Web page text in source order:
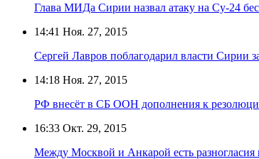
Глава МИДа Сирии назвал атаку на Су-24
14:41 Ноя. 27, 2015
Сергей Лавров поблагодарил власти Сирии
14:18 Ноя. 27, 2015
РФ внесёт в СБ ООН дополнения к
16:33 Окт. 29, 2015
Между Москвой и Анкарой есть разногласия